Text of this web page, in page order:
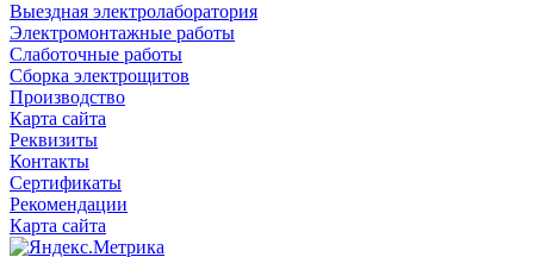
Выездная электролаборатория
Электромонтажные работы
Слаботочные работы
Сборка электрощитов
Производство
Карта сайта
Реквизиты
Контакты
Сертификаты
Рекомендации
Карта сайта